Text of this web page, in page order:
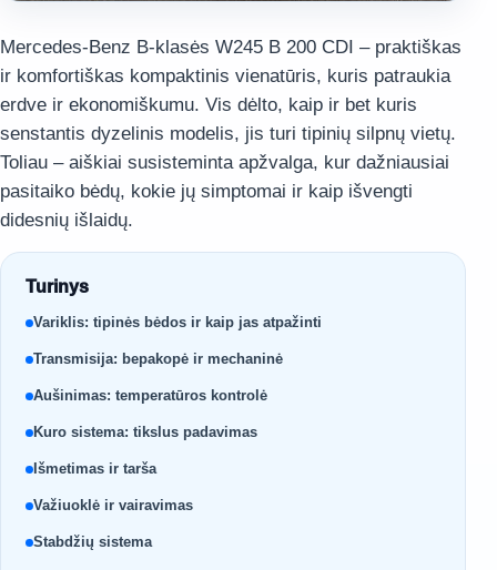
Mercedes-Benz B-klasės W245 B 200 CDI – praktiškas
ir komfortiškas kompaktinis vienatūris, kuris patraukia
erdve ir ekonomiškumu. Vis dėlto, kaip ir bet kuris
senstantis dyzelinis modelis, jis turi tipinių silpnų vietų.
Toliau – aiškiai susisteminta apžvalga, kur dažniausiai
pasitaiko bėdų, kokie jų simptomai ir kaip išvengti
didesnių išlaidų.
Turinys
Variklis: tipinės bėdos ir kaip jas atpažinti
Transmisija: bepakopė ir mechaninė
Aušinimas: temperatūros kontrolė
Kuro sistema: tikslus padavimas
Išmetimas ir tarša
Važiuoklė ir vairavimas
Stabdžių sistema